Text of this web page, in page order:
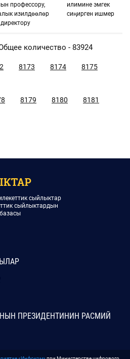
профессору,
изилдөөлөр
илимине эмгек
сиңирген ишмер
количество - 83924
8173 8174 8175
8179 8180 8181
сыйлыктар
сыйлыктардын
ПРЕЗИДЕНТИНИН РАСМИЙ